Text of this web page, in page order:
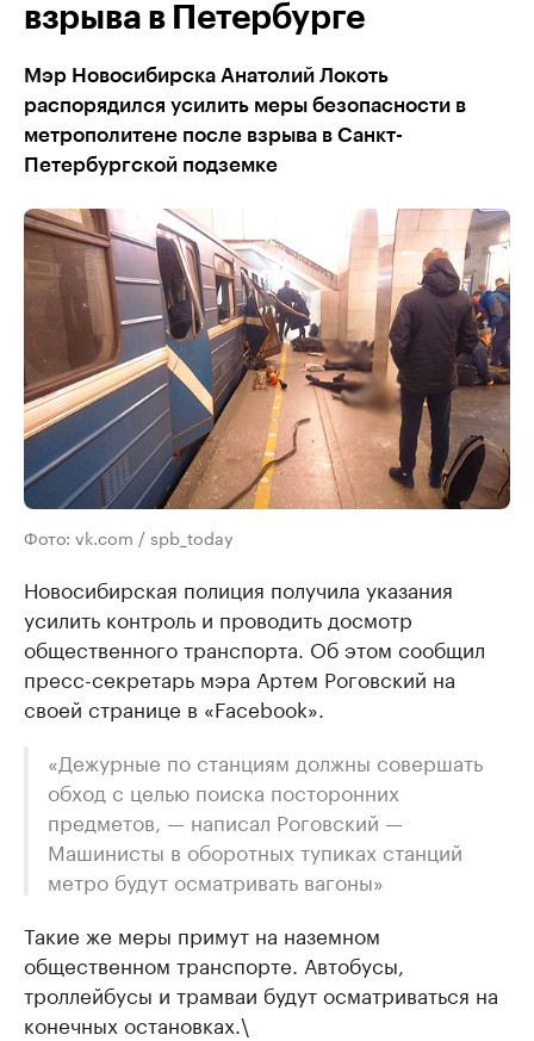
взрыва в Петербурге
Мэр Новосибирска Анатолий Локоть
распорядился усилить меры безопасности в
метрополитене после взрыва в Санкт-
Петербургской подземке
Фото: vk.com / spb_today
Новосибирская полиция получила указания
усилить контроль и проводить досмотр
общественного транспорта. Об этом сообщил
пресс-секретарь мэра Артем Роговский на
своей странице в «Facebook».
«Дежурные по станциям должны совершать
обход с целью поиска посторонних
предметов, — написал Роговский —
Машинисты в оборотных тупиках станций
метро будут осматривать вагоны»
Такие же меры примут на наземном
общественном транспорте. Автобусы,
троллейбусы и трамваи будут осматриваться на
конечных остановках.\